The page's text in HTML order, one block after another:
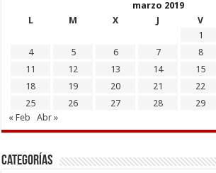
marzo 2019
L
M X J V
1
4
5 6 7 8
11
12 13 14 15
18
19 20 21 22
25
26 27 28 29
« Feb
Abr »
Categorías